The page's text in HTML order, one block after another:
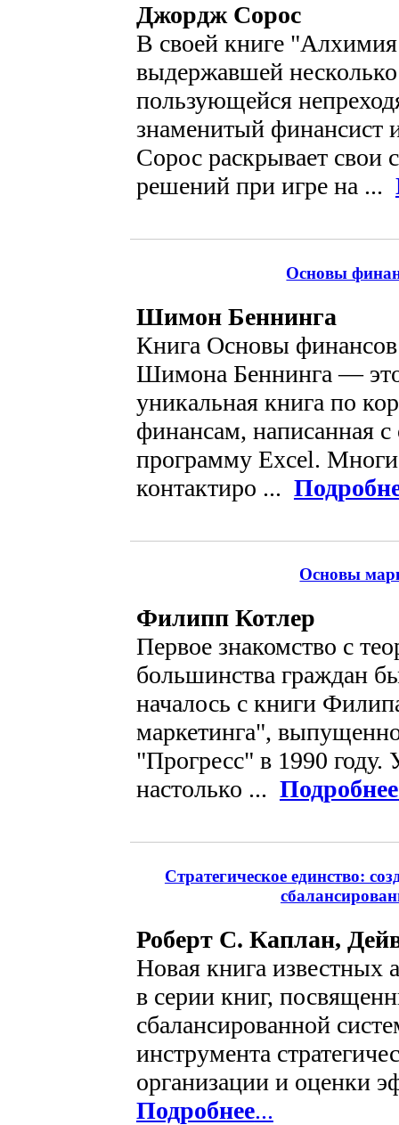
Джордж Сорос
В своей книге
выдержавшей
пользующейся
знаменитый финансист
Сорос раскрывает свои
решений при игре на ...
Основы
Шимон Беннинга
Книга Основы
Шимона Беннинга — это
уникальная книга по
финансам, написанная с
программу Excel.
контактиро ...
Основы
Филипп Котлер
Первое знакомство с
большинства граждан
началось с книги
маркетинга",
"Прогресс" в 1990 году.
настолько ... Подробнее
Стратегическое единство:
Роберт С. Каплан,
Новая книга известных
в серии книг,
сбалансированной
инструмента
организации и оценки
Подробнее...